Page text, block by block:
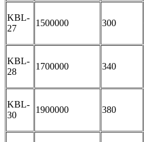
KBL-
27
1500000 300
KBL-
28
1700000 340
KBL-
30
1900000 380